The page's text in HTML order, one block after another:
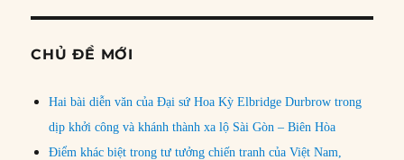
CHỦ ĐỀ MỚI
Hai bài diễn văn của Đại sứ Hoa Kỳ Elbridge Durbrow trong
dịp khởi công và khánh thành xa lộ Sài Gòn – Biên Hòa
Điểm khác biệt trong tư tưởng chiến tranh của Việt Nam,